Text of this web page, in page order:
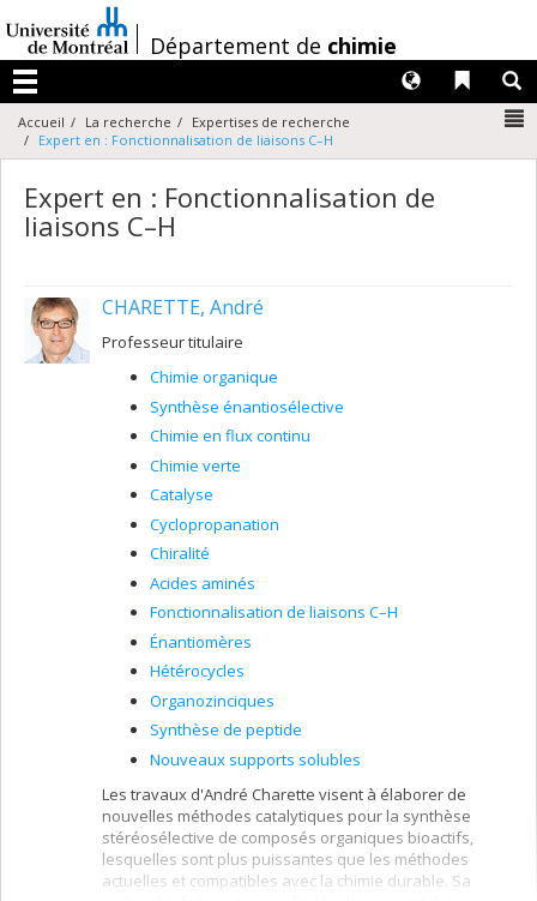
au
contenu
/Département de chimie
Menu
Liens
Langues
Accueil La recherche
Expertises de recherche
Expert en : Fonctionnalisation de liaisons C–H
Expert en : Fonctionnalisation de
liaisons C–H
CHARETTE, André
Professeur titulaire
Chimie organique
Synthèse énantiosélective
Chimie en flux continu
Chimie verte
Catalyse
Cyclopropanation
Chiralité
Acides aminés
Fonctionnalisation de liaisons C–H
Énantiomères
Hétérocycles
Organozinciques
Synthèse de peptide
Nouveaux supports solubles
Les travaux d'André Charette visent à élaborer de
nouvelles méthodes catalytiques pour la synthèse
stéréosélective de composés organiques bioactifs,
lesquelles sont plus puissantes que les méthodes
actuelles et compatibles avec la chimie durable. Sa